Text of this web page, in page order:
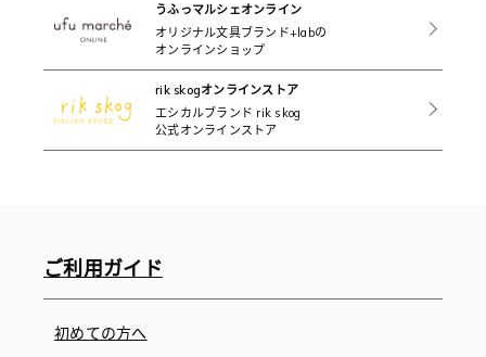
うふっマルシェオンライン
オリジナル文具ブランド+labの
オンラインショップ
rik skogオンラインストア
エシカルブランド rik skog
公式オンラインストア
ご利用ガイド
初めての方へ